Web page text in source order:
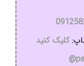
کلیک کنید